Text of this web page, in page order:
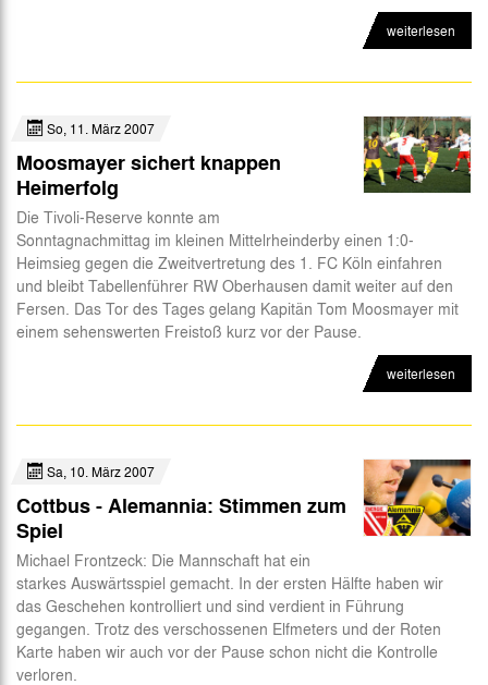
weiterlesen
So, 11. März 2007
Moosmayer sichert knappen
Heimerfolg
Die Tivoli-Reserve konnte am
Sonntagnachmittag im kleinen Mittelrheinderby einen 1:0-
Heimsieg gegen die Zweitvertretung des 1. FC Köln einfahren
und bleibt Tabellenführer RW Oberhausen damit weiter auf den
Fersen. Das Tor des Tages gelang Kapitän Tom Moosmayer mit
einem sehenswerten Freistoß kurz vor der Pause.
weiterlesen
Sa, 10. März 2007
Cottbus - Alemannia: Stimmen zum
Spiel
Michael Frontzeck: Die Mannschaft hat ein
starkes Auswärtsspiel gemacht. In der ersten Hälfte haben wir
das Geschehen kontrolliert und sind verdient in Führung
gegangen. Trotz des verschossenen Elfmeters und der Roten
Karte haben wir auch vor der Pause schon nicht die Kontrolle
verloren.